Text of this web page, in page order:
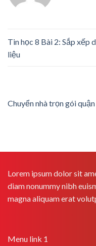
Tin học 8 Bài 2: Sắp xếp
liệu
Chuyển nhà trọn gói
Lorem ipsum dolor sit
diam nonummy nibh
magna aliquam erat
Menu link 1